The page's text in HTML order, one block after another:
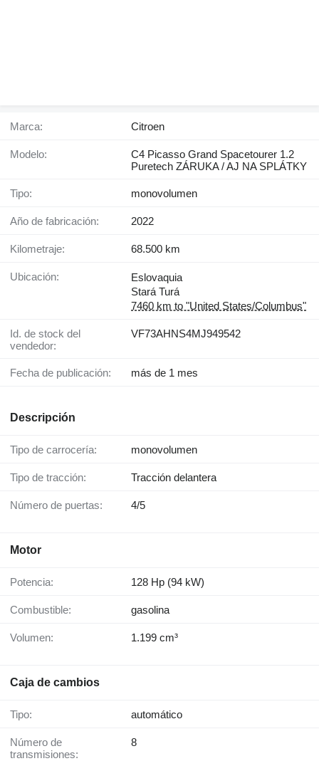
Marca: Citroen
Modelo:
C4 Picasso Grand Spacetourer 1.2
Puretech ZÁRUKA / AJ NA SPLÁTKY
Tipo: monovolumen
Año de fabricación: 2022
Kilometraje: 68.500 km
Ubicación:
Eslovaquia
Stará Turá
7460 km to "United States/Columbus"
Id. de stock del
vendedor:
VF73AHNS4MJ949542
Fecha de publicación: más de 1 mes
Descripción
Tipo de carrocería: monovolumen
Tipo de tracción: Tracción delantera
Número de puertas: 4/5
Motor
Potencia: 128 Hp (94 kW)
Combustible: gasolina
Volumen: 1.199 cm³
Caja de cambios
Tipo: automático
Número de
transmisiones:
8